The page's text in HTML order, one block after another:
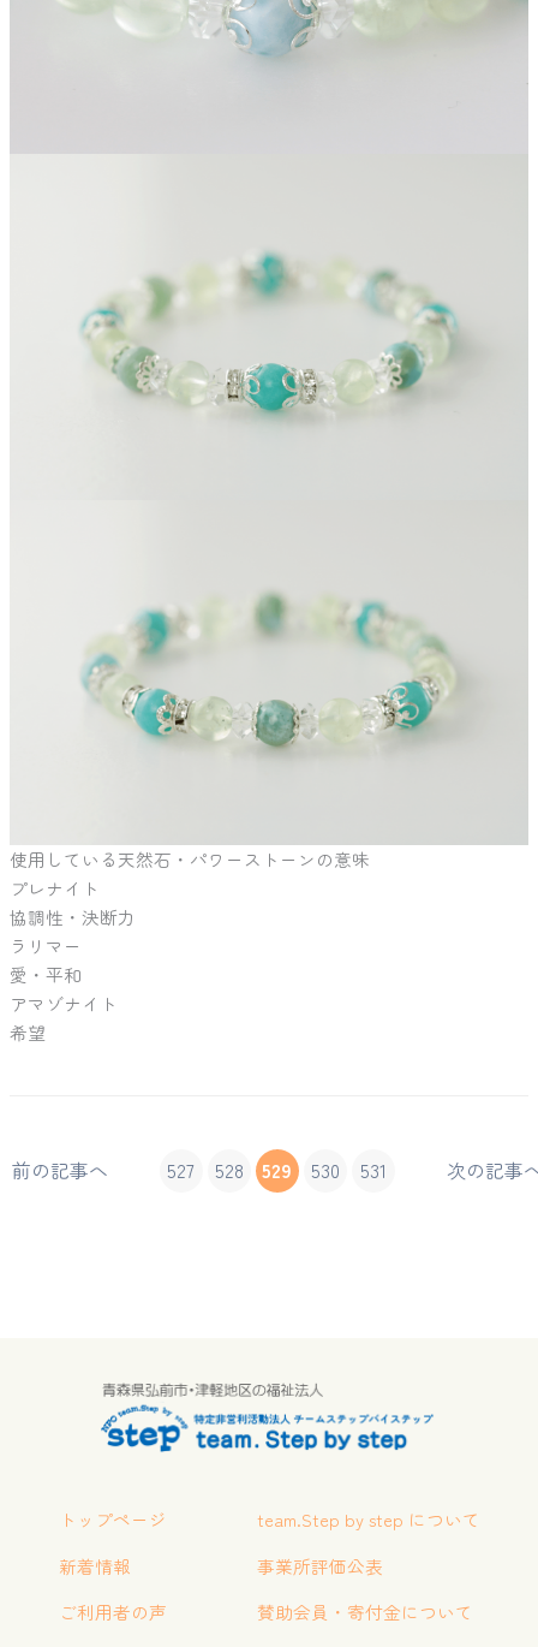
使用している天然石・パワーストーンの意味
プレナイト
協調性・決断力
ラリマー
愛・平和
アマゾナイト
希望
前の記事へ 527 528 529 530 531 次の記事
トップページ
新着情報
ご利用者の声
team.Step by step について
事業所評価公表
賛助会員・寄付金について